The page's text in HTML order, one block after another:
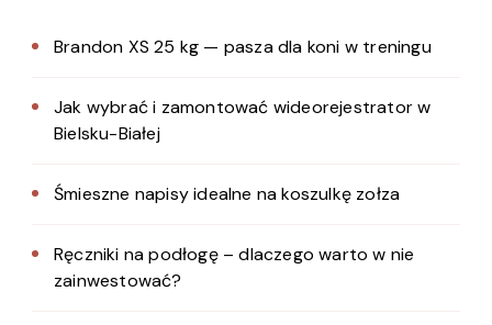
Brandon XS 25 kg — pasza dla koni w treningu
Jak wybrać i zamontować wideorejestrator w
Bielsku-Białej
Śmieszne napisy idealne na koszulkę zołza
Ręczniki na podłogę – dlaczego warto w nie
zainwestować?